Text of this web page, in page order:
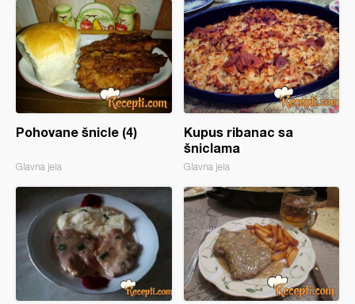
Pohovane šnicle (4)
Glavna jela
Kupus ribanac sa
šniclama
Glavna jela